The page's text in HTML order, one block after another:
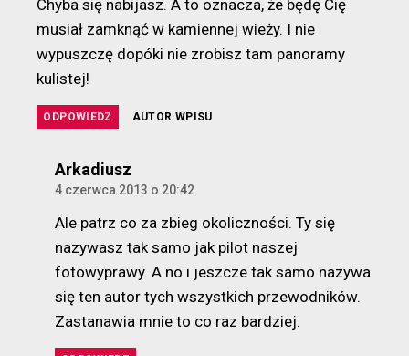
Chyba się nabijasz. A to oznacza, że będę Cię
musiał zamknąć w kamiennej wieży. I nie
wypuszczę dopóki nie zrobisz tam panoramy
kulistej!
ODPOWIEDZ AUTOR WPISU
Arkadiuszkomentarz:
4 czerwca 2013 o 20:42
Ale patrz co za zbieg okoliczności. Ty się
nazywasz tak samo jak pilot naszej
fotowyprawy. A no i jeszcze tak samo nazywa
się ten autor tych wszystkich przewodników.
Zastanawia mnie to co raz bardziej.